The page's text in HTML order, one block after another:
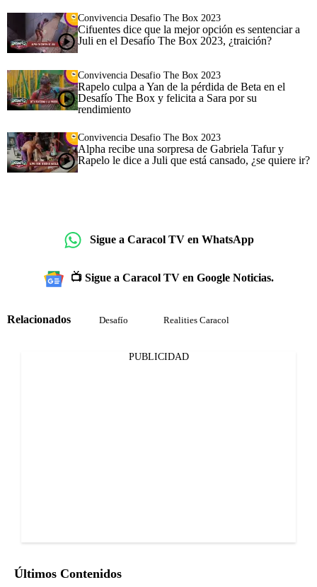
Convivencia Desafio The Box 2023
Cifuentes dice que la mejor opción es sentenciar a
Juli en el Desafío The Box 2023, ¿traición?
Convivencia Desafio The Box 2023
Rapelo culpa a Yan de la pérdida de Beta en el
Desafío The Box y felicita a Sara por su
rendimiento
Convivencia Desafio The Box 2023
Alpha recibe una sorpresa de Gabriela Tafur y
Rapelo le dice a Juli que está cansado, ¿se quiere ir?
Sigue a Caracol TV en WhatsApp
📺 Sigue a Caracol TV en Google Noticias.
Relacionados Desafío Realities Caracol
PUBLICIDAD
Últimos Contenidos